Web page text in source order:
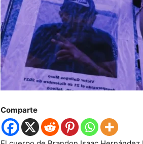
Comparte